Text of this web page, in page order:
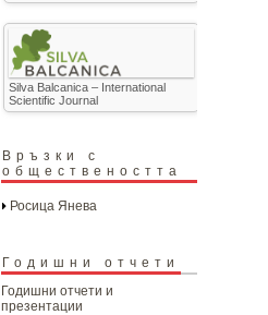
Silva Balcanica – International
Scientific Journal
Връзки с
обществеността
Росица Янева
Годишни отчети
Годишни отчети и
презентации